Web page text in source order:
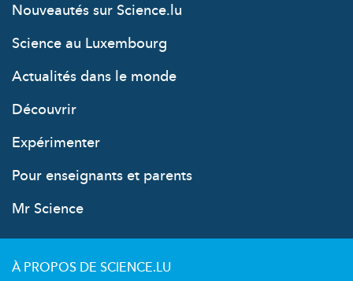
Nouveautés sur Science.lu
Science au Luxembourg
Actualités dans le monde
Découvrir
Expérimenter
Pour enseignants et parents
Mr Science
À PROPOS DE SCIENCE.LU